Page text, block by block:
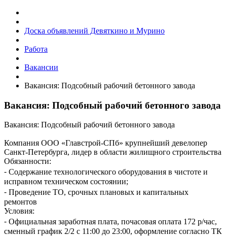
Доска объявлений Девяткино и Мурино
Работа
Вакансии
Вакансия: Подсобный рабочий бетонного завода
Вакансия: Подсобный рабочий бетонного завода
Вакансия: Подсобный рабочий бетонного завода
Компания ООО «Главстрой-СПб» крупнейший девелопер
Санкт-Петербурга, лидер в области жилищного строительства
Обязанности:
⁃ Содержание технологического оборудования в чистоте и
исправном техническом состоянии;
⁃ Проведение ТО, срочных плановых и капитальных
ремонтов
Условия:
⁃ Официальная заработная плата, почасовая оплата 172 р/час,
сменный график 2/2 с 11:00 до 23:00, оформление согласно ТК